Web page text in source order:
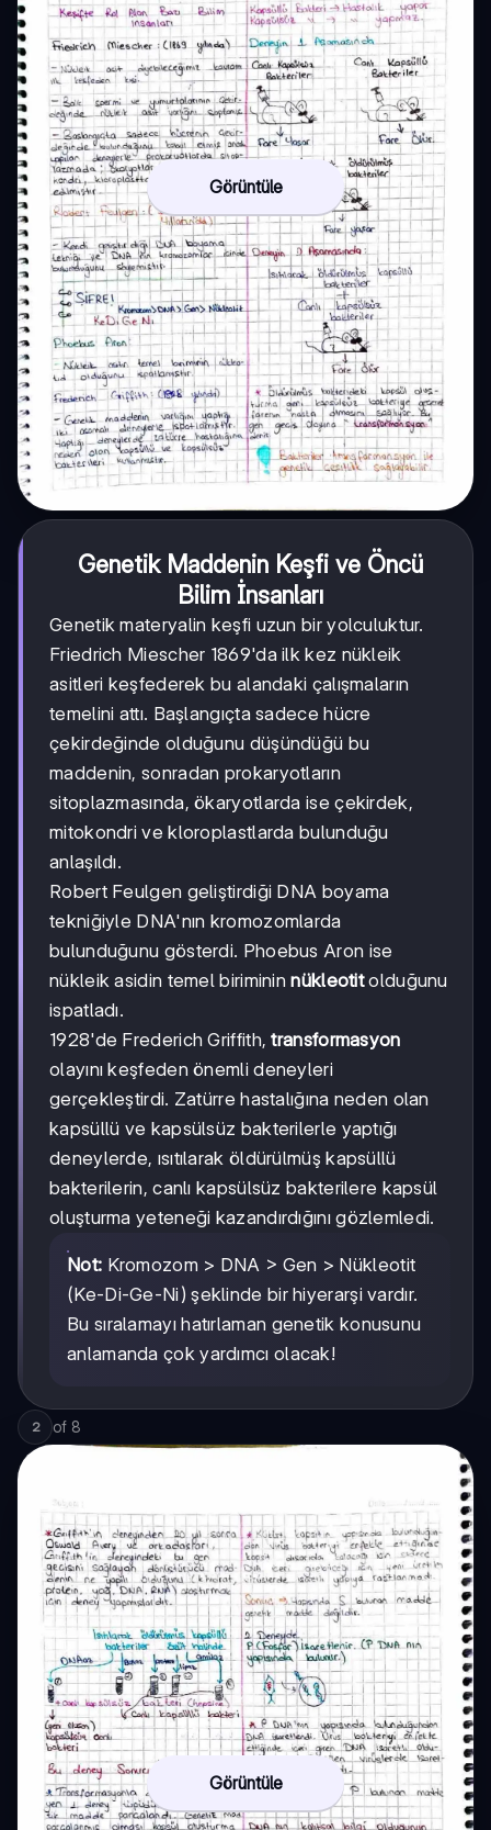
Görüntüle
Genetik Maddenin Keşfi ve Öncü
Bilim İnsanları
Genetik materyalin keşfi uzun bir yolculuktur.
Friedrich Miescher 1869'da ilk kez nükleik
asitleri keşfederek bu alandaki çalışmaların
temelini attı. Başlangıçta sadece hücre
çekirdeğinde olduğunu düşündüğü bu
maddenin, sonradan prokaryotların
sitoplazmasında, ökaryotlarda ise çekirdek,
mitokondri ve kloroplastlarda bulunduğu
anlaşıldı.
Robert Feulgen geliştirdiği DNA boyama
tekniğiyle DNA'nın kromozomlarda
bulunduğunu gösterdi. Phoebus Aron ise
nükleik asidin temel birimininnükleotitolduğunu
ispatladı.
1928'de Frederich Griffith,transformasyon
olayını keşfeden önemli deneyleri
gerçekleştirdi. Zatürre hastalığına neden olan
kapsüllü ve kapsülsüz bakterilerle yaptığı
deneylerde, ısıtılarak öldürülmüş kapsüllü
bakterilerin, canlı kapsülsüz bakterilere kapsül
oluşturma yeteneği kazandırdığını gözlemledi.
Not: Kromozom > DNA > Gen > Nükleotit
(Ke-Di-Ge-Ni) şeklinde bir hiyerarşi vardır.
Bu sıralamayı hatırlaman genetik konusunu
anlamanda çok yardımcı olacak!
2 of 8
Görüntüle